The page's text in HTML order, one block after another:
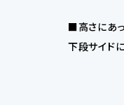
■高さにあ
下段サイド